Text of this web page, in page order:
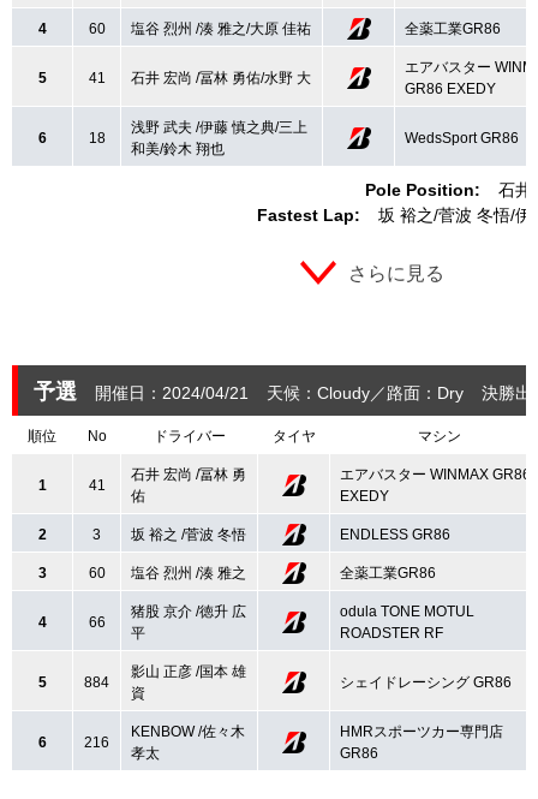
Pole Position:
石井
Fastest Lap:
坂 裕之 菅波 冬悟 伊
4 60 塩谷 烈州 /湊 雅之/大原 佳祐 全薬工業GR86
5 41 石井 宏尚 /冨林 勇佑/水野 大
エアバスター
GR86 EXEDY
6 18
浅野 武夫 /伊藤 慎之典/三上
和美/鈴木 翔也
WedsSport GR86
さらに見る
予選 開催日：2024/04/21 天候：Cloudy 路面：Dry 決勝出
順位 No ドライバー タイヤ マシン
1 41
石井 宏尚 /冨林 勇
佑
エアバスター WINMAX GR86
EXEDY
2 3 坂 裕之 /菅波 冬悟 ENDLESS GR86
3 60 塩谷 烈州 /湊 雅之 全薬工業GR86
4 66
猪股 京介 /徳升 広
平
odula TONE MOTUL
ROADSTER RF
5 884
影山 正彦 /国本 雄
資
シェイドレーシング GR86
6 216
KENBOW /佐々木
孝太
HMRスポーツカー専門店
GR86